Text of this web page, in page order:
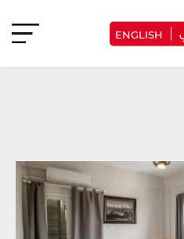
ENGLISH